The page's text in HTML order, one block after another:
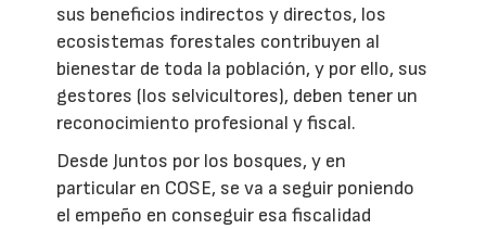
sus beneficios indirectos y directos, los
ecosistemas forestales contribuyen al
bienestar de toda la población, y por ello, sus
gestores (los selvicultores), deben tener un
reconocimiento profesional y fiscal.
Desde Juntos por los bosques, y en
particular en COSE, se va a seguir poniendo
el empeño en conseguir esa fiscalidad